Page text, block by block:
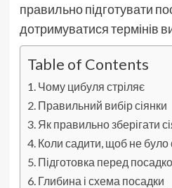
правильно підготувати
дотримуватися термінів
Table of Contents
Чому цибуля стріляє
Правильний вибір сіянки
Як правильно зберігати
Коли садити, щоб не було
Підготовка перед
Глибина і схема посадки